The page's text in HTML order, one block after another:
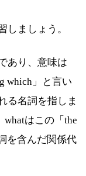
しましょう。
あり、意味は
which」と言い
る名詞を指しま
はこの「the
を含んだ関係代